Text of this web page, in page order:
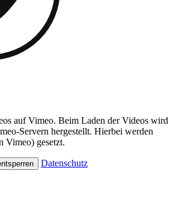
auf Vimeo. Beim Laden der Videos wird
Servern hergestellt. Hierbei werden
Vimeo) gesetzt.
Datenschutz